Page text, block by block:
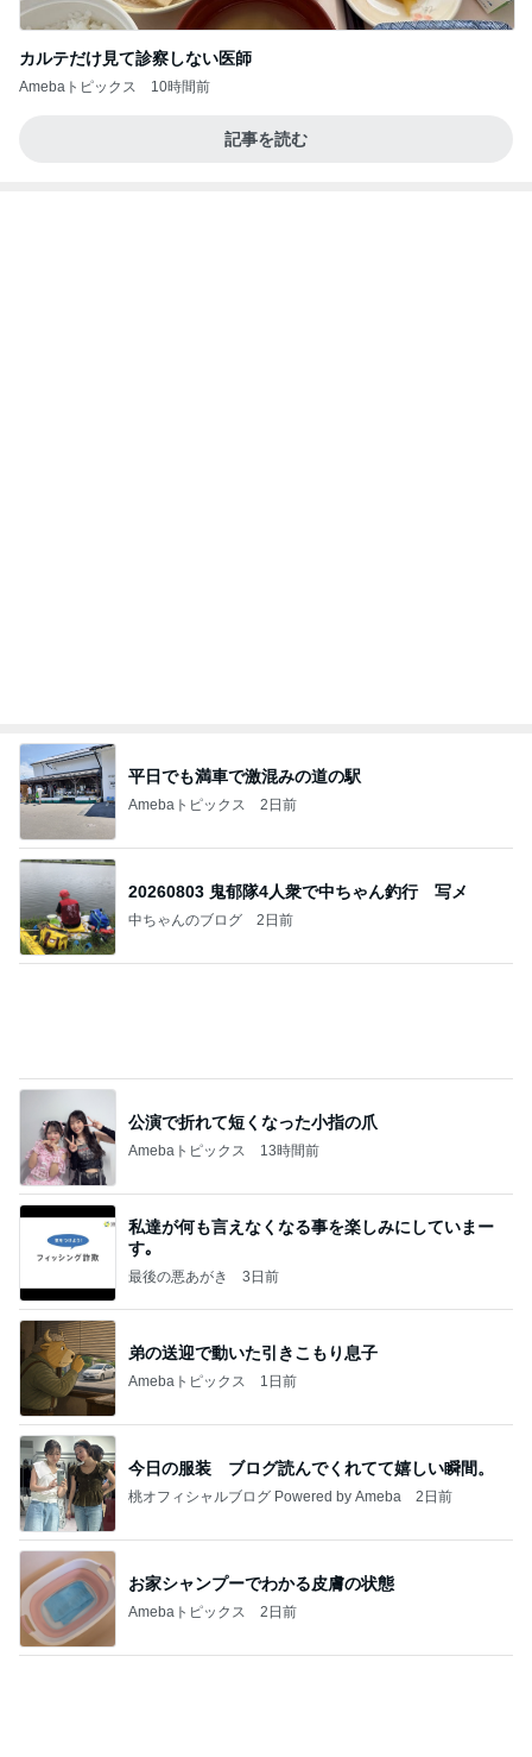
カルテだけ見て診察しない医師
Amebaトピックス 10時間前
記事を読む
平日でも満車で激混みの道の駅
Amebaトピックス 2日前
20260803 鬼郁隊4人衆で中ちゃん釣行 写メ
中ちゃんのブログ 2日前
公演で折れて短くなった小指の爪
Amebaトピックス 13時間前
私達が何も言えなくなる事を楽しみにしていまー
す｡
最後の悪あがき 3日前
弟の送迎で動いた引きこもり息子
Amebaトピックス 1日前
今日の服装 ブログ読んでくれてて嬉しい瞬間。
桃オフィシャルブログ Powered by Ameba 2日前
お家シャンプーでわかる皮膚の状態
Amebaトピックス 2日前